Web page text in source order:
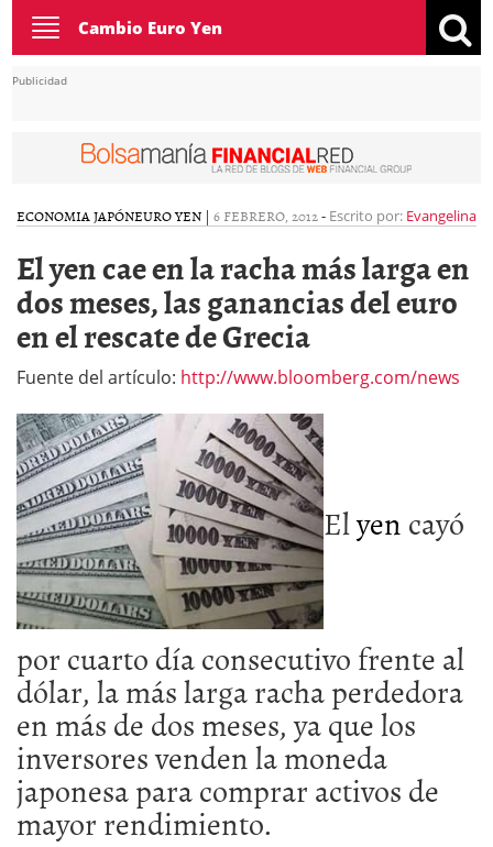
Toggle
navigation
Cambio Euro Yen
Publicidad
ECONOMIA JAPÓNEURO YEN | 6 FEBRERO, 2012- Escrito por: Evangelina
El yen cae en la racha más larga en
dos meses, las ganancias del euro
en el rescate de Grecia
Fuente del artículo: http://www.bloomberg.com/news
Elyencayó
por cuarto día consecutivo frente al
dólar, la más larga racha perdedora
en más de dos meses, ya que los
inversores venden la moneda
japonesa para comprar activos de
mayor rendimiento.